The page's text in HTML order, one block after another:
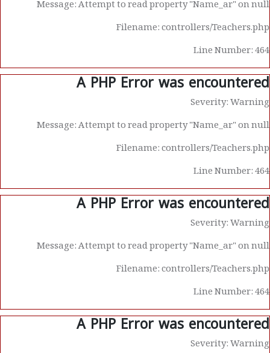
Message: Attempt to read property "Name_ar" on null
Filename: controllers/Teachers.php
Line Number: 464
A PHP Error was encountered
Severity: Warning
Message: Attempt to read property "Name_ar" on null
Filename: controllers/Teachers.php
Line Number: 464
A PHP Error was encountered
Severity: Warning
Message: Attempt to read property "Name_ar" on null
Filename: controllers/Teachers.php
Line Number: 464
A PHP Error was encountered
Severity: Warning